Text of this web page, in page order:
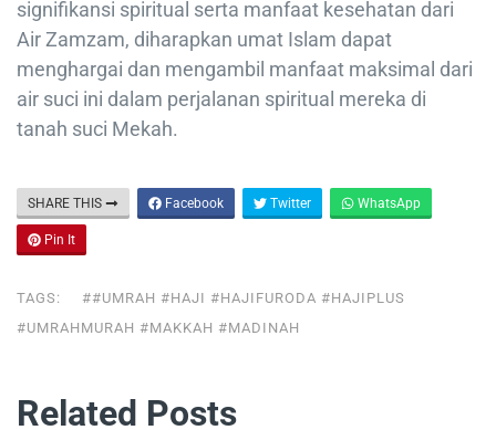
signifikansi spiritual serta manfaat kesehatan dari
Air Zamzam, diharapkan umat Islam dapat
menghargai dan mengambil manfaat maksimal dari
air suci ini dalam perjalanan spiritual mereka di
tanah suci Mekah.
SHARE THIS Facebook Twitter WhatsApp
Pin It
TAGS:
##UMRAH #HAJI #HAJIFURODA #HAJIPLUS
#UMRAHMURAH #MAKKAH #MADINAH
Related Posts